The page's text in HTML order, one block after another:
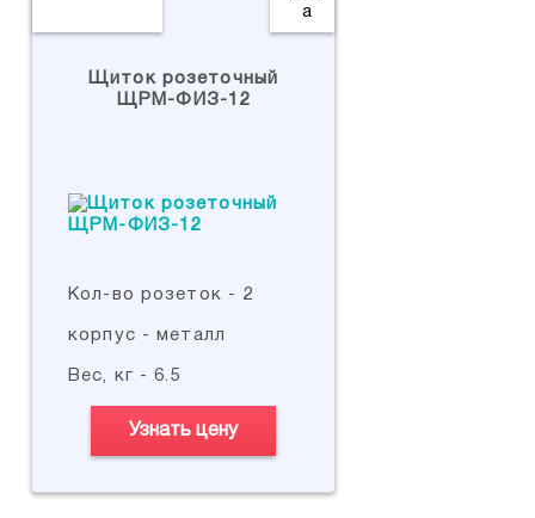
Щиток розеточный
ЩРМ-ФИЗ-12
Кол-во розеток - 2
корпус - металл
Вес, кг - 6.5
Узнать цену